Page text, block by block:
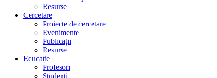
Resurse
Cercetare
Proiecte de cercetare
Evenimente
Publicații
Resurse
Educație
Profesori
Studenți